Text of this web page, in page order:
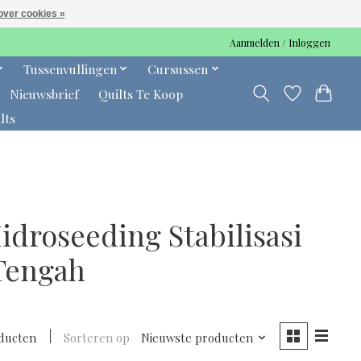
Aanmelden / Inloggen
Tussenvullingen
Cursussen
Nieuwsbrief
Quilts Te Koop
Stabilisasi
Sorteren op Nieuwste producten
cookies »